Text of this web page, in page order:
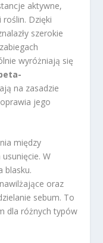
aktywne,
i roślin. Dzięki
szerokie
wyróżniają się
na zasadzie
jego
między
W
blasku.
oraz
sebum. To
dla różnych typów